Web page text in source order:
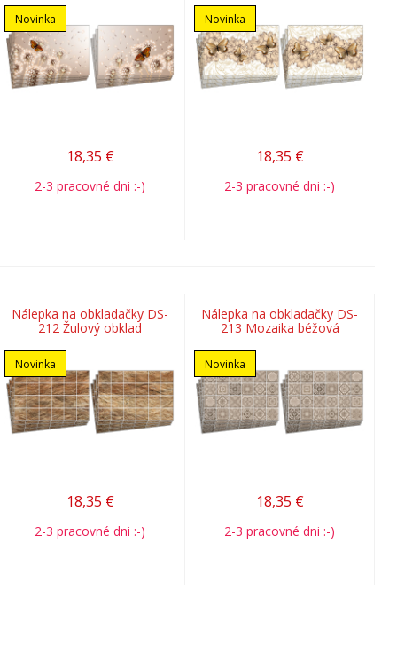
Novinka
18,35 €
2-3 pracovné dni :-)
Novinka
18,35 €
2-3 pracovné dni :-)
Nálepka na obkladačky DS-
212 Žulový obklad
Novinka
18,35 €
2-3 pracovné dni :-)
Nálepka na obkladačky DS-
213 Mozaika béžová
Novinka
18,35 €
2-3 pracovné dni :-)